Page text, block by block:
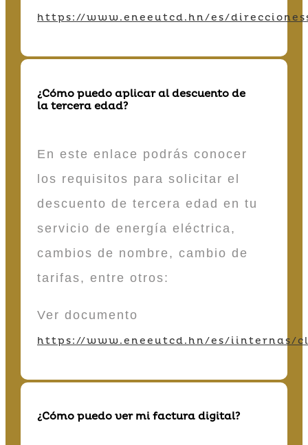
https://www.eneeutcd.hn/es/
¿Cómo puedo aplicar al descuento de
la tercera edad?
En este enlace podrás conocer
los requisitos para solicitar el
descuento de tercera edad en tu
servicio de energía eléctrica,
cambios de nombre, cambio de
tarifas, entre otros:
Ver documento
https://www.eneeutcd.hn/es/iinternas/
¿Cómo puedo ver mi factura digital?